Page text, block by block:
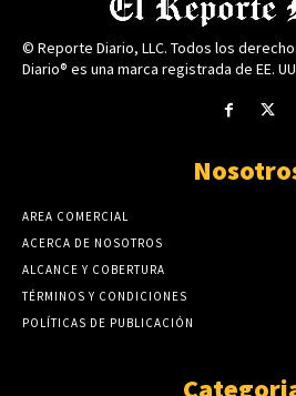
© Reporte Diario, LLC. Todos los
Diario® es una marca registrada de EE.
AREA COMERCIAL
ACERCA DE NOSOTROS
ALCANCE Y COBERTURA
TÉRMINOS Y CONDICIONES
POLÍTICAS DE PUBLICACIÓN